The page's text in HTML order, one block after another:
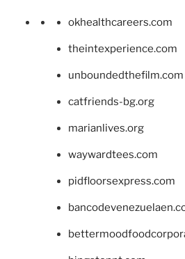
okhealthcareers.com
theintexperience.com
unboundedthefilm.com
catfriends-bg.org
marianlives.org
waywardtees.com
pidfloorsexpress.com